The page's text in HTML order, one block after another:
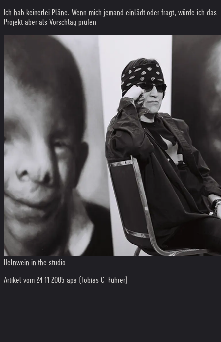
Ich hab keinerlei Pläne. Wenn mich jemand einlädt oder fragt, würde ich das
Projekt aber als Vorschlag prüfen.
Helnwein in the studio
Artikel vom 24.11.2005 apa (Tobias C. Führer)